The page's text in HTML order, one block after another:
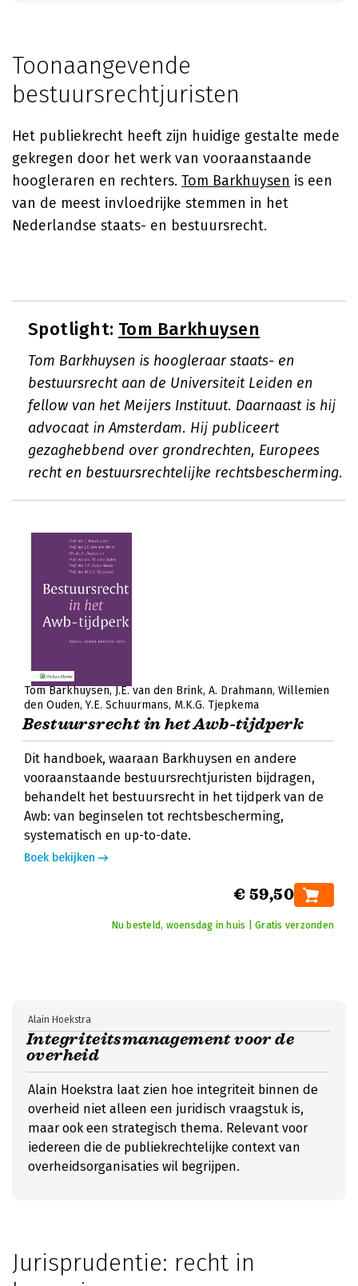
Toonaangevende
bestuursrechtjuristen
Het publiekrecht heeft zijn huidige gestalte mede
gekregen door het werk van vooraanstaande
hoogleraren en rechters. Tom Barkhuysen is een
van de meest invloedrijke stemmen in het
Nederlandse staats- en bestuursrecht.
Spotlight: Tom Barkhuysen
Tom Barkhuysen is hoogleraar staats- en
bestuursrecht aan de Universiteit Leiden en
fellow van het Meijers Instituut. Daarnaast is hij
advocaat in Amsterdam. Hij publiceert
gezaghebbend over grondrechten, Europees
recht en bestuursrechtelijke rechtsbescherming.
Tom Barkhuysen J.E. van den Brink A. Drahmann Willemien
den Ouden Y.E. Schuurmans M.K.G. Tjepkema
Bestuursrecht in het Awb-tijdperk
Dit handboek, waaraan Barkhuysen en andere
vooraanstaande bestuursrechtjuristen bijdragen,
behandelt het bestuursrecht in het tijdperk van de
Awb: van beginselen tot rechtsbescherming,
systematisch en up-to-date.
Boek bekijken
€ 59,50
Nu besteld, woensdag in huis | Gratis verzonden
Integriteitsmanagement voor de
overheid
Alain Hoekstra
Alain Hoekstra laat zien hoe integriteit binnen de
overheid niet alleen een juridisch vraagstuk is,
maar ook een strategisch thema. Relevant voor
iedereen die de publiekrechtelijke context van
overheidsorganisaties wil begrijpen.
Jurisprudentie: recht in